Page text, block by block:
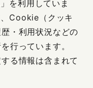
を利用していま
Cookie（クッキ
・利用状況などの
行っています。
る情報は含まれて